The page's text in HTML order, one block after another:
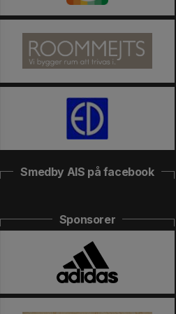
Smedby AIS på facebook
Sponsorer